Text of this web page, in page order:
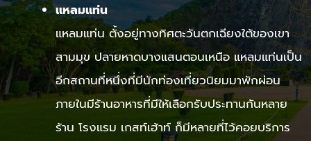
แหลมแท่น
แหลมแท่น ตั้งอยู่ทางทิศตะวันตกเฉียงใต้ของเขา
สามมุข ปลายหาดบางแสนตอนเหนือ แหลมแท่นเป็น
อีกสถานที่หนึ่งที่มีนักท่องเที่ยวนิยมมาพักผ่อน
ภายในมีร้านอาหารที่มีให้เลือกรับประทานกันหลาย
ร้าน โรงแรม เกสท์เฮ้าท์ ก็มีหลายที่ไว้คอยบริการ